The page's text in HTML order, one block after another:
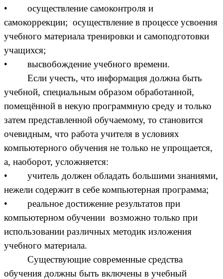
• осуществление самоконтроля и
самокоррекции; осуществление в процессе усвоения
учебного материала тренировки и самоподготовки
учащихся;
• высвобождение учебного времени.
Если учесть, что информация должна быть
учебной, специальным образом обработанной,
помещённой в некую программную среду и только
затем представленной обучаемому, то становится
очевидным, что работа учителя в условиях
компьютерного обучения не только не упрощается,
а, наоборот, усложняется:
• учитель должен обладать большими знаниями,
нежели содержит в себе компьютерная программа;
• реальное достижение результатов при
компьютерном обучении возможно только при
использовании различных методик изложения
учебного материала.
Существующие современные средства
обучения должны быть включены в учебный